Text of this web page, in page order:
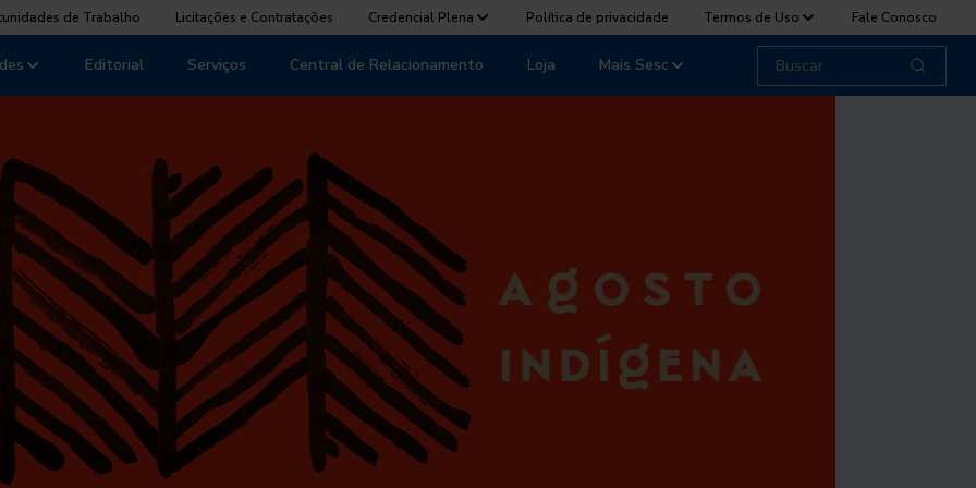
de Trabalho Licitações e Contratações Credencial Plena Política de privacidade Termos de Uso Fale Conosco
Editorial Serviços Central de Relacionamento Loja Mais Sesc